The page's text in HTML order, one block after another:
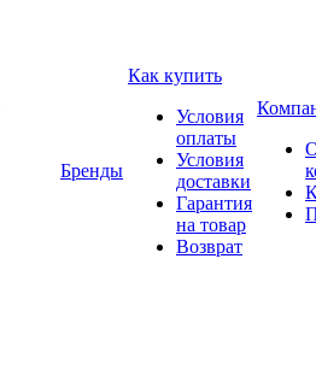
Бренды
Как купить
Условия
оплаты
Условия
доставки
Гарантия
на товар
Возврат